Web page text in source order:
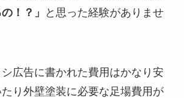
！？」
と思った経験がありませ
広告に書かれた費用はかなり安
り外壁塗装に必要な足場費用が